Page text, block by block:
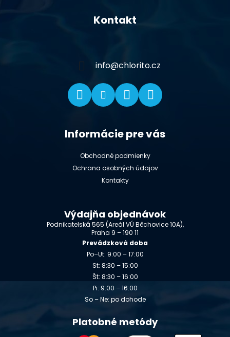
Kontakt
info@chlorito.cz
Informácie pre vás
Obchodné podmienky
Ochrana osobných údajov
Kontakty
Výdajňa objednávok
Podnikatelská 565 (Areál VÚ Běchovice 10A),
Praha 9 – 190 11
Prevádzková doba
Po–Ut: 9:00 – 17:00
St: 8:30 – 15:00
Št: 8:30 – 16:00
Pi: 9:00 – 16:00
So – Ne: po dohode
Platobné metódy